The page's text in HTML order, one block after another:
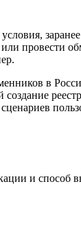
провести
в
и способ